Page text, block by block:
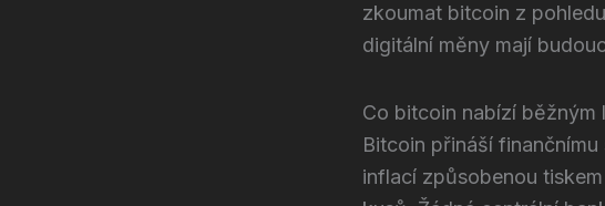
zkoumat bitcoin z
digitální měny mají
Co bitcoin nabízí běžným
Bitcoin přináší
inflací způsobenou